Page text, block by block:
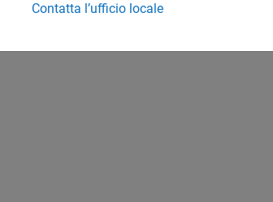
Contatta l’ufficio locale